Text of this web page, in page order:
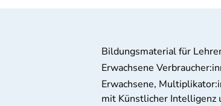
Bildungsmaterial für
Erwachsene
Erwachsene,
mit Künstlicher Intelligenz